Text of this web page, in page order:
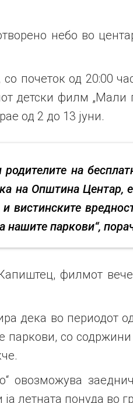
небо во
почеток од 20:00
детски филм
од 2 до 13 јуни.
на
на Општина Центар,
и вистинските
нашите паркови“,
филмот
дека во периодот
паркови, со
овозможува
летната понуда во